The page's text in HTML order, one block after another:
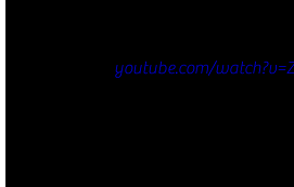
youtube.com/